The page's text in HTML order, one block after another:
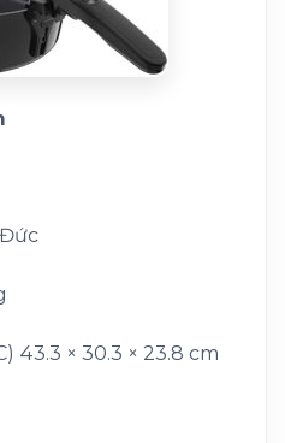
43.3 × 30.3 × 23.8 cm